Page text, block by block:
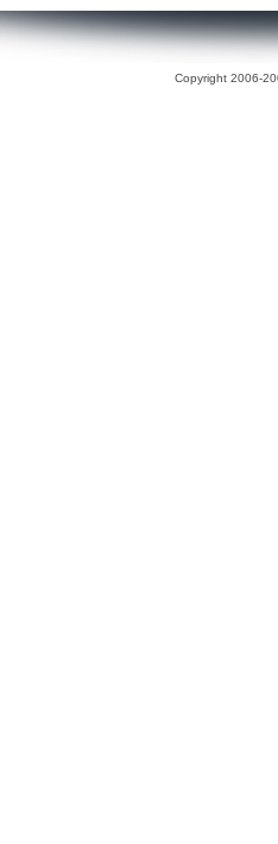
Copyright 2006-